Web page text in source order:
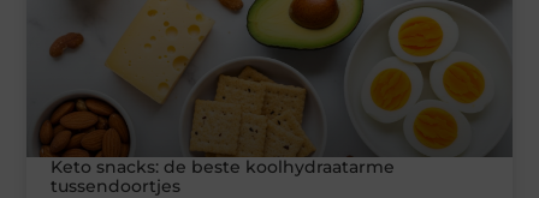
Keto snacks: de beste koolhydraatarme
tussendoortjes